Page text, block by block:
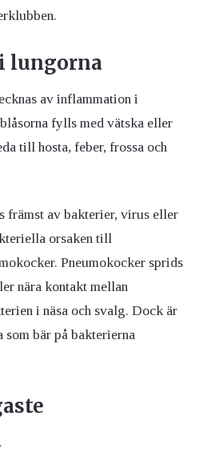
lungorna
av inflammation i
fylls med vätska eller
till hosta, feber, frossa och
främst av bakterier, virus eller
orsaken till
Pneumokocker sprids
nära kontakt mellan
i näsa och svalg. Dock är
som bär på bakterierna